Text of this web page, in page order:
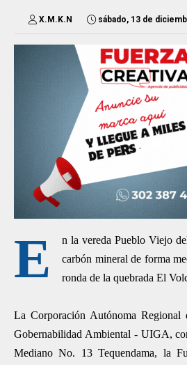
X.M.K.N sábado, 13 de
E
n la vereda Pueblo Viejo
carbón mineral de forma
ronda de la quebrada El
La Corporación Autónoma
Gobernabilidad Ambiental - UIGA,
Mediano No. 13 Tequendama, la